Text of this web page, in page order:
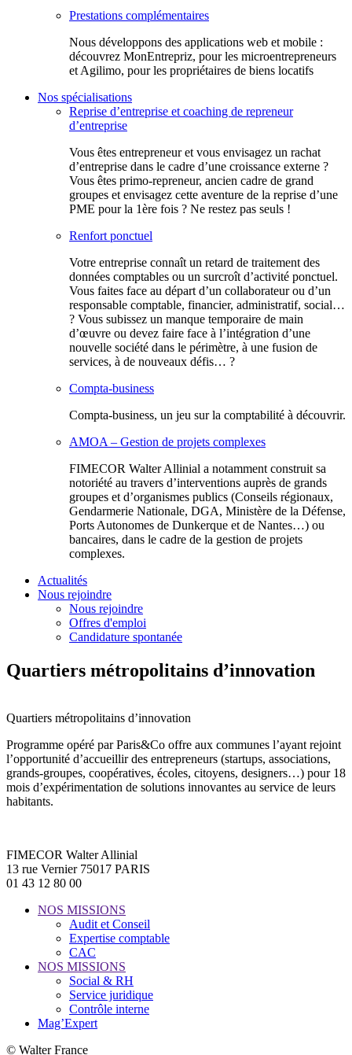
Prestations complémentaires
Nous développons des applications web et mobile :
découvrez MonEntrepriz, pour les microentrepreneurs
et Agilimo, pour les propriétaires de biens locatifs
Nos spécialisations
Reprise d’entreprise et coaching de repreneur
d’entreprise
Vous êtes entrepreneur et vous envisagez un rachat
d’entreprise dans le cadre d’une croissance externe ?
Vous êtes primo-repreneur, ancien cadre de grand
groupes et envisagez cette aventure de la reprise d’une
PME pour la 1ère fois ? Ne restez pas seuls !
Renfort ponctuel
Votre entreprise connaît un retard de traitement des
données comptables ou un surcroît d’activité ponctuel.
Vous faites face au départ d’un collaborateur ou d’un
responsable comptable, financier, administratif, social…
? Vous subissez un manque temporaire de main
d’œuvre ou devez faire face à l’intégration d’une
nouvelle société dans le périmètre, à une fusion de
services, à de nouveaux défis… ?
Compta-business
Compta-business, un jeu sur la comptabilité à découvrir.
AMOA – Gestion de projets complexes
FIMECOR Walter Allinial a notamment construit sa
notoriété au travers d’interventions auprès de grands
groupes et d’organismes publics (Conseils régionaux,
Gendarmerie Nationale, DGA, Ministère de la Défense,
Ports Autonomes de Dunkerque et de Nantes…) ou
bancaires, dans le cadre de la gestion de projets
complexes.
Actualités
Nous rejoindre
Nous rejoindre
Offres d'emploi
Candidature spontanée
Quartiers métropolitains d’innovation
Quartiers métropolitains d’innovation
Programme opéré par Paris&Co offre aux communes l’ayant rejoint
l’opportunité d’accueillir des entrepreneurs (startups, associations,
grands-groupes, coopératives, écoles, citoyens, designers…) pour 18
mois d’expérimentation de solutions innovantes au service de leurs
habitants.
FIMECOR Walter Allinial
13 rue Vernier 75017 PARIS
01 43 12 80 00
NOS MISSIONS
Audit et Conseil
Expertise comptable
CAC
NOS MISSIONS
Social & RH
Service juridique
Contrôle interne
Mag’Expert
© Walter France